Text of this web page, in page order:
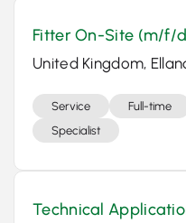
Fitter On-Site (m/f/
United Kingdom,
Service Full-time
Specialist
Technical